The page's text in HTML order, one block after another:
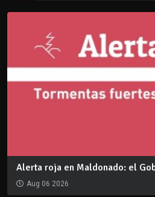
Alerta roja en Maldonado: el
Aug 06 2026